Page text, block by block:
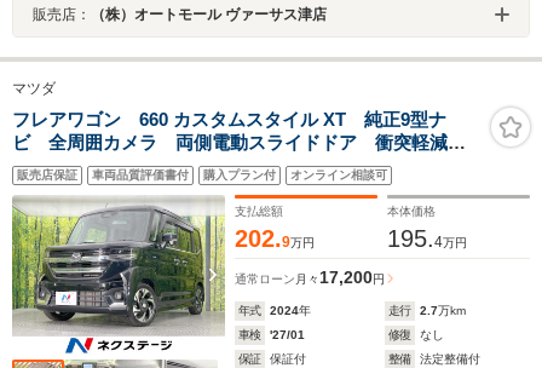
販売店： （株）オートモール ヴァーサス津店
マツダ
フレアワゴン 660 カスタムスタイル XT 純正9型ナ
ビ 全周囲カメラ 両側電動スライドドア 衝突軽減装
置 アダプティブクルーズ ヘッドアップディスプレ
イ シートヒーター ETC ステアリングヒーター オ
ットマン リアサンシェード
販売店保証 車両品質評価書付 購入プラン付 オンライン相談可
支払総額
202.9万円
本体価格
195.4万円
通常ローン 月々17,200円
年式 2024年 走行 2.7万km
車検
'27/01 修復
なし
保証
保証付 整備
法定整備付